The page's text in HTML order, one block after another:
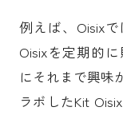
例えば、Oisix
Oisixを定期的
にそれまで興味
ラボしたKit